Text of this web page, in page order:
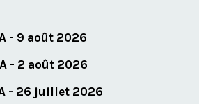
- 9 août 2026
- 2 août 2026
- 26 juillet 2026